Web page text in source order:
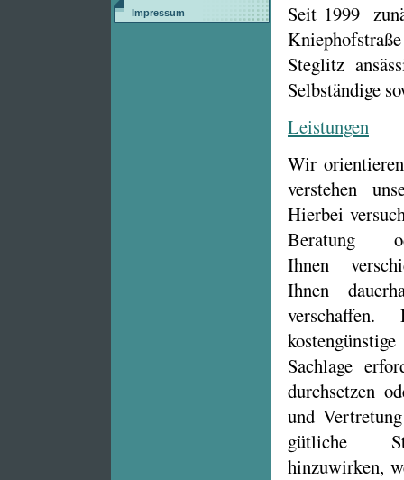
Impressum
Seit 1999
Steglitz
Selbständige
Leistungen
Wir
verstehen
Hierbei
Beratung
Ihnen
Ihnen
Sachlage
durchsetzen
und
gütliche
hinzuwirken,